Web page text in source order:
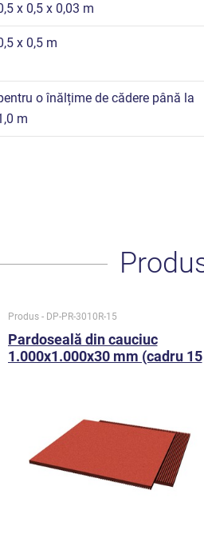
x 0,5 x 0,03 m
x 0,5 m
o înălțime de cădere până la
m
Produs - DP-PR-3010R-15
Pardoseală din cauciuc
1.000x1.000x30 mm (cadru 15